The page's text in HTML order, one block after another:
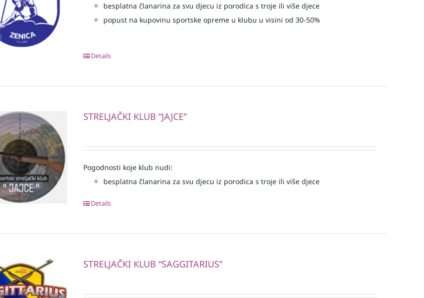
besplatna članarina za svu djecu iz porodica s troje ili više djece
popust na kupovinu sportske opreme u klubu u visini od 30-50%
Details
STRELJAČKI KLUB “JAJCE”
Pogodnosti koje klub nudi:
besplatna članarina za svu djecu iz porodica s troje ili više djece
Details
STRELJAČKI KLUB “SAGGITARIUS”